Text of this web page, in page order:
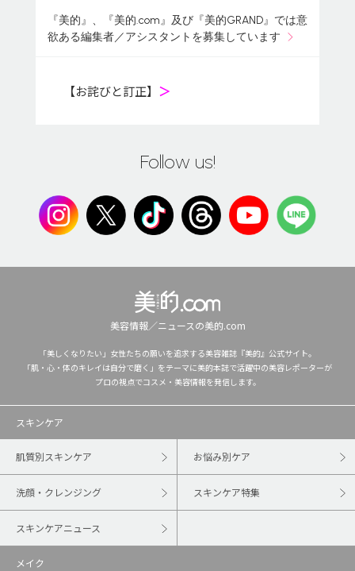
『美的』、『美的.com』及び『美的GRAND』では意
欲ある編集者／アシスタントを募集しています
【お詫びと訂正】 ＞
Follow us!
美容情報／ニュースの美的.com
「美しくなりたい」女性たちの願いを追求する美容雑誌『美的』公式サイト。
「肌・心・体のキレイは自分で磨く」をテーマに美的本誌で活躍中の美容レポーターが
プロの視点でコスメ・美容情報を発信します。
スキンケア
肌質別スキンケア お悩み別ケア
洗顔・クレンジング スキンケア特集
スキンケアニュース
メイク